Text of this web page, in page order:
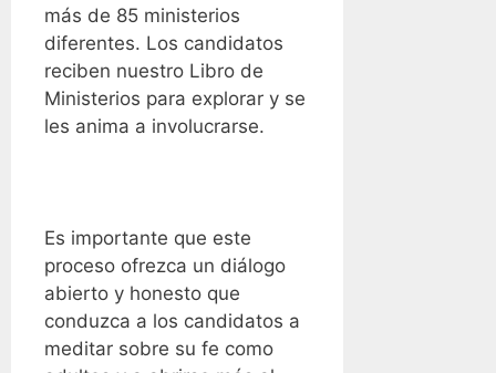
más de 85 ministerios
diferentes. Los candidatos
reciben nuestro Libro de
Ministerios para explorar y se
les anima a involucrarse.
Es importante que este
proceso ofrezca un diálogo
abierto y honesto que
conduzca a los candidatos a
meditar sobre su fe como